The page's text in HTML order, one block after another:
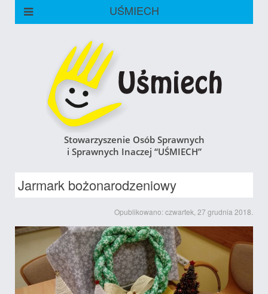
UŚMIECH
Stowarzyszenie Osób Sprawnych
i Sprawnych Inaczej “UŚMIECH”
Jarmark bożonarodzeniowy
Opublikowano: czwartek, 27 grudnia 2018.